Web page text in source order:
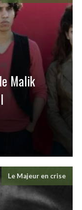
Malik
Le Majeur en crise